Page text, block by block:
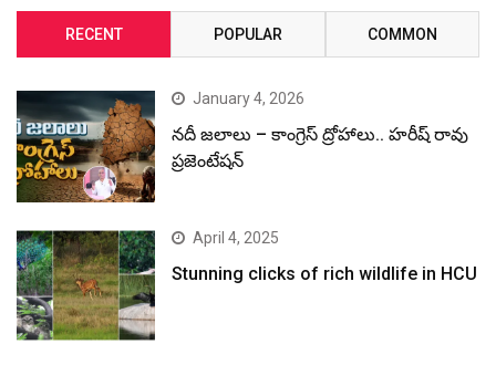
RECENT POPULAR COMMON
January 4, 2026
నదీ జలాలు – కాంగ్రెస్ ద్రోహాలు.. హరీష్ రావు
ప్రజెంటేషన్
April 4, 2025
Stunning clicks of rich wildlife in HCU